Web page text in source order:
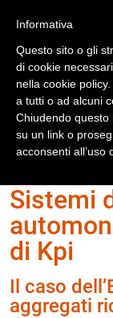
Home Numero
Sistemi
di Kpi
Il caso
aggregati
Informativa
Questo sito o gli
di cookie
nella cookie
a tutti o ad alcuni
Chiudendo
su un link o
acconsenti all’uso